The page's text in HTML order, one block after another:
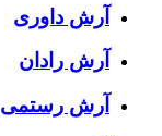
آرش داوری
آرش رادان
آرش رستمى